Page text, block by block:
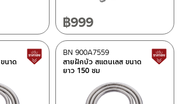
฿999
นาด
สินค้าปรับราคาลดลง
สายฝักบัว สแตนเลส ขนาด
ยาว 150 ซม
BN 900A7559